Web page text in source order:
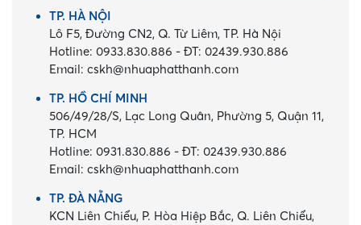
TP. HÀ NỘI
Lô F5, Đường CN2, Q. Từ Liêm, TP. Hà Nội
Hotline: 0933.830.886 -ĐT: 02439.930.886
Email:cskh@nhuaphatthanh.com
TP. HỒ CHÍ MINH
506/49/28/S, Lạc Long Quân, Phường 5, Quận 11,
TP. HCM
Hotline: 0931.830.886 -ĐT: 02439.930.886
Email:cskh@nhuaphatthanh.com
TP. ĐÀ NẴNG
KCN Liên Chiểu, P. Hòa Hiệp Bắc, Q. Liên Chiểu,